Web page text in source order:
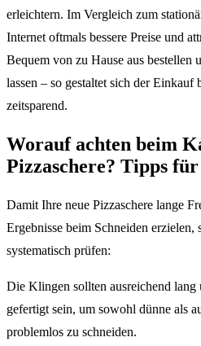
erleichtern. Im Vergleich zum
Internet oftmals bessere Preise und
Bequem von zu Hause aus bestellen
lassen – so gestaltet sich der Einkauf
zeitsparend.
Worauf achten beim
Pizzaschere? Tipps
Damit Ihre neue Pizzaschere lange
Ergebnisse beim Schneiden
systematisch prüfen:
Die Klingen sollten ausreichend lang
gefertigt sein, um sowohl dünne als
problemlos zu schneiden.